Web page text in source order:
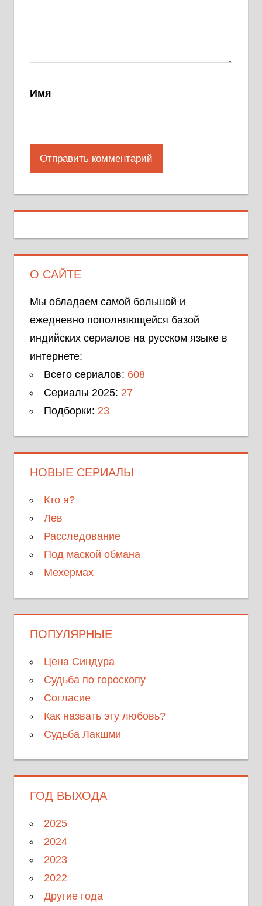
Имя
О САЙТЕ
Мы обладаем самой большой и
ежедневно пополняющейся базой
индийских сериалов на русском языке в
интернете:
Всего сериалов: 608
Сериалы 2025: 27
Подборки: 23
НОВЫЕ СЕРИАЛЫ
Кто я?
Лев
Расследование
Под маской обмана
Мехермах
ПОПУЛЯРНЫЕ
Цена Синдура
Судьба по гороскопу
Согласие
Как назвать эту любовь?
Судьба Лакшми
ГОД ВЫХОДА
2025
2024
2023
2022
Другие года